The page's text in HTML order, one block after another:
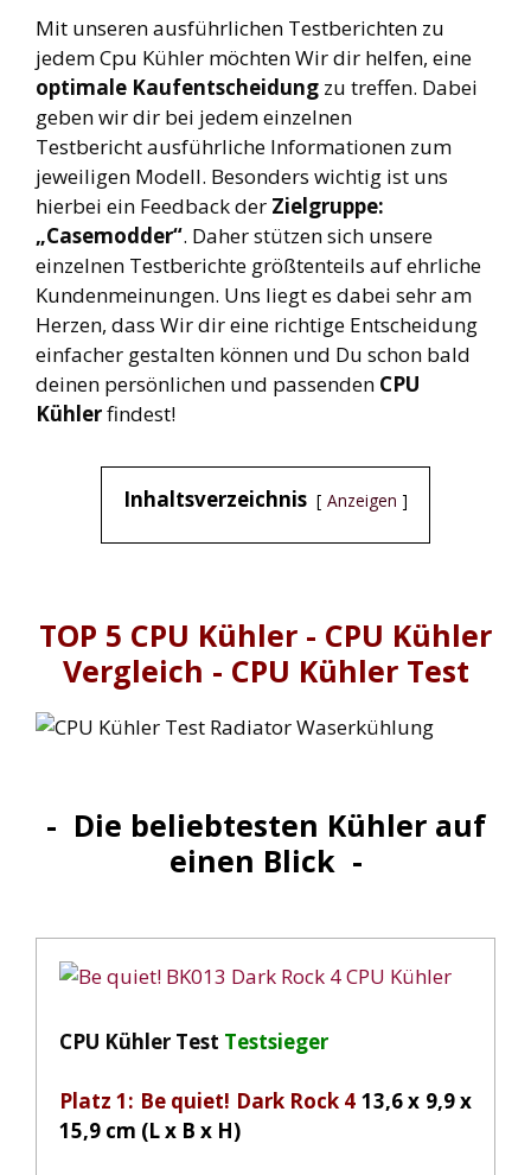
Mit unseren ausführlichen Testberichten zu
jedem Cpu Kühler möchten Wir dir helfen, eine
optimale Kaufentscheidung zu treffen. Dabei
geben wir dir bei jedem einzelnen
Testbericht ausführliche Informationen zum
jeweiligen Modell. Besonders wichtig ist uns
hierbei ein Feedback der Zielgruppe:
„Casemodder“. Daher stützen sich unsere
einzelnen Testberichte größtenteils auf ehrliche
Kundenmeinungen. Uns liegt es dabei sehr am
Herzen, dass Wir dir eine richtige Entscheidung
einfacher gestalten können und Du schon bald
deinen persönlichen und passenden CPU
Kühlerfindest!
Inhaltsverzeichnis Anzeigen
TOP 5 CPU Kühler - CPU Kühler
Vergleich - CPU Kühler Test
- Die beliebtesten Kühler auf
einen Blick -
CPU Kühler Test Testsieger
Platz 1: Be quiet! Dark Rock 4 13,6 x 9,9 x
15,9 cm (L x B x H)